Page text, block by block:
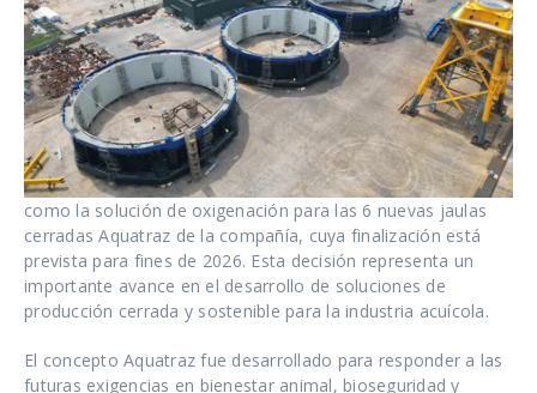
como la solución de oxigenación para las 6 nuevas jaulas
cerradas Aquatraz de la compañía, cuya finalización está
prevista para fines de 2026. Esta decisión representa un
importante avance en el desarrollo de soluciones de
producción cerrada y sostenible para la industria acuícola.
El concepto Aquatraz fue desarrollado para responder a las
futuras exigencias en bienestar animal, bioseguridad y